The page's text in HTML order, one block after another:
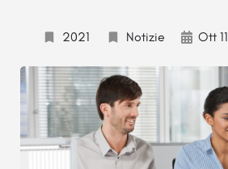
2021 Notizie Ott 11